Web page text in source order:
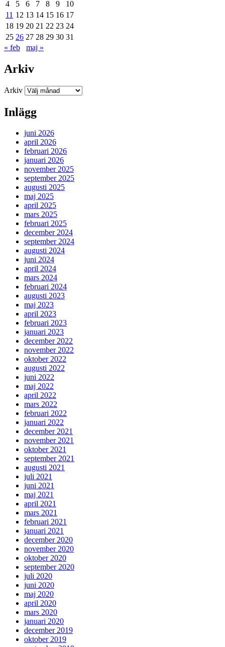
4 5 6 7 8 9
10
11 12 13 14 15 16 17
18 19 20 21 22 23 24
25 26 27 28 29 30 31
« feb
maj »
Arkiv
Arkiv
Inlägg
juni 2026
april 2026
februari 2026
januari 2026
november 2025
september 2025
augusti 2025
maj 2025
april 2025
mars 2025
februari 2025
december 2024
september 2024
augusti 2024
juni 2024
april 2024
mars 2024
februari 2024
augusti 2023
maj 2023
april 2023
februari 2023
januari 2023
december 2022
november 2022
oktober 2022
augusti 2022
juni 2022
maj 2022
april 2022
mars 2022
februari 2022
januari 2022
december 2021
november 2021
oktober 2021
september 2021
augusti 2021
juli 2021
juni 2021
maj 2021
april 2021
mars 2021
februari 2021
januari 2021
december 2020
november 2020
oktober 2020
september 2020
juli 2020
juni 2020
maj 2020
april 2020
mars 2020
januari 2020
december 2019
oktober 2019